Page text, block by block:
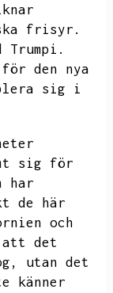
frisyr.
Trumpi.
den nya
sig i
sig för
har
de här
och
att det
utan det
känner